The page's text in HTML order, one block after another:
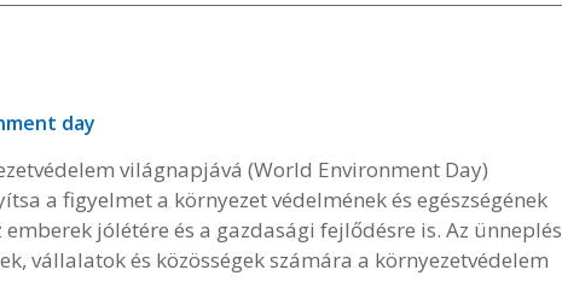
day
világnapjává (World Environment Day)
a figyelmet a környezet védelmének és egészségének
jólétére és a gazdasági fejlődésre is. Az ünneplés
vállalatok és közösségek számára a környezetvédelem